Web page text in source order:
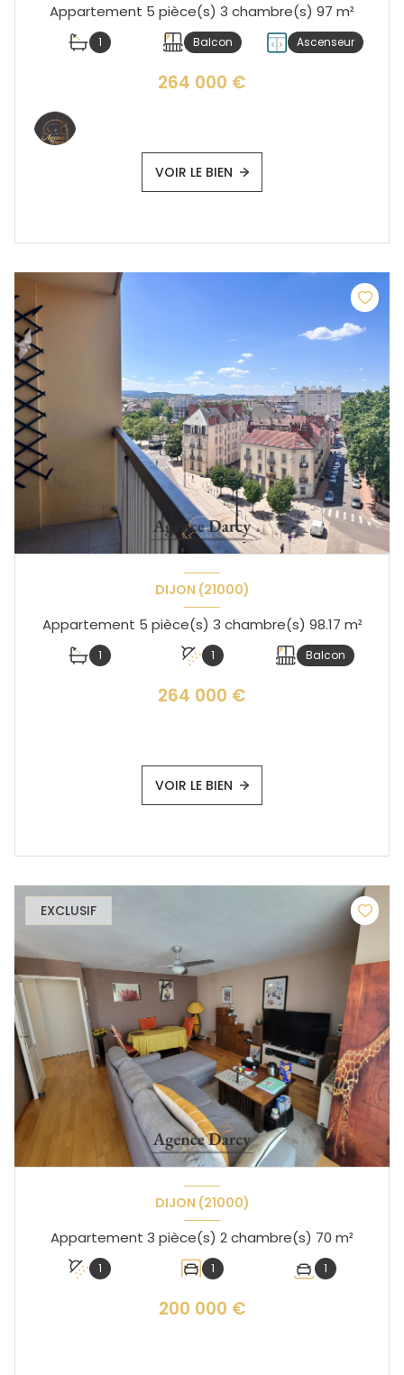
Appartement 5 pièce(s) 3 chambre(s) 97 m²
1 Balcon Ascenseur
264 000 €
VOIR LE BIEN
DIJON (21000)
Appartement 5 pièce(s) 3 chambre(s) 98.17 m²
1 1 Balcon
264 000 €
VOIR LE BIEN
EXCLUSIF
DIJON (21000)
Appartement 3 pièce(s) 2 chambre(s) 70 m²
1 1 1
200 000 €